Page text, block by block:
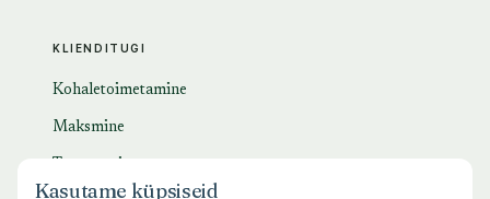
KLIENDITUGI
Kohaletoimetamine
Maksmine
Kasutame küpsiseid